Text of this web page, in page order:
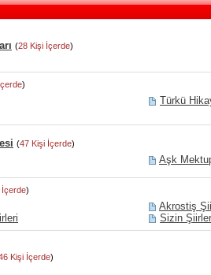
(28 Kişi İçerde)
)
Türkü
(47 Kişi İçerde)
Aşk
İçerde)
Akrostiş
Sizin
Kişi İçerde)